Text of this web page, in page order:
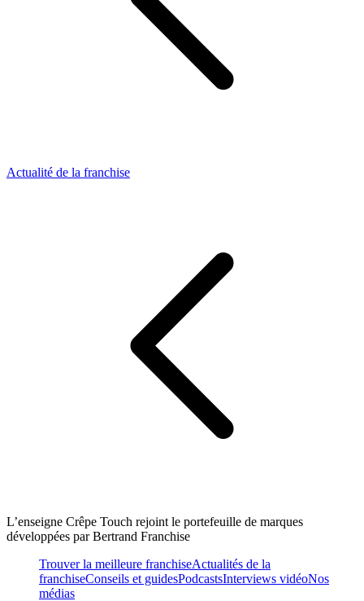
Actualité de la franchise
L’enseigne Crêpe Touch rejoint le portefeuille de marques
développées par Bertrand Franchise
Trouver la meilleure franchiseActualités de la
franchiseConseils et guidesPodcastsInterviews vidéoNos
médias